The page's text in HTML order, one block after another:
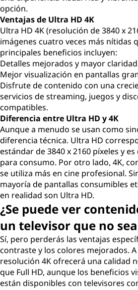
opción.
Ventajas de Ultra HD 4K
Ultra HD 4K (resolución de 3840 x
imágenes cuatro veces más nítidas
principales beneficios incluyen:
Detalles mejorados y mayor
Mejor visualización en pantallas
Disfrute de contenido con una
servicios de streaming, juegos y
compatibles.
Diferencia entre Ultra HD y 4K
Aunque a menudo se usan como
diferencia técnica. Ultra HD
estándar de 3840 x 2160 píxeles y
para consumo. Por otro lado, 4K,
se utiliza más en cine profesional.
mayoría de pantallas consumibles
en realidad son Ultra HD.
¿Se puede ver
un televisor que no sea
Sí, pero perderás las ventajas
contraste y los colores mejorados.
resolución 4K ofrecerá una calidad
que Full HD, aunque los beneficios
están disponibles con televisores